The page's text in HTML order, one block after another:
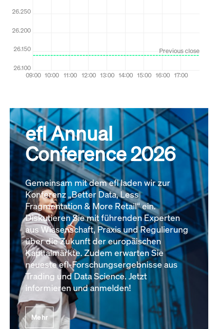
efl Annual
Conference 2026
Gemeinsam mit dem efl laden wir zur
Konferenz „Better Data, Less
Fragmentation & More Retail“ ein.
Diskutieren Sie mit führenden Experten
aus Wissenschaft, Praxis und Regulierung
über die Zukunft der europäischen
Kapitalmärkte. Zudem erwarten Sie
neueste efl-Forschungsergebnisse aus
Trading und Data Science. Jetzt
informieren und anmelden!
Mehr